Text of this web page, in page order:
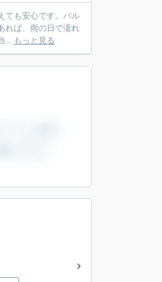
ても安心です。バル
れば、雨の日で濡れ
... もっと見る